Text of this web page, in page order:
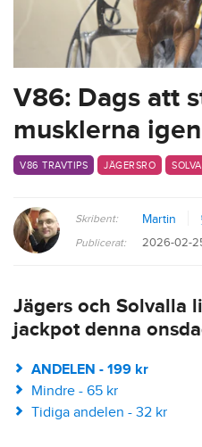
V86: Dags att
musklerna igen
V86 TRAVTIPS JÄGERSRO
Skribent: Martin
Publicerat: 2026-02-
Jägers och Solvalla
jackpot denna
ANDELEN - 199 kr
Mindre - 65 kr
Tidiga andelen - 32 kr